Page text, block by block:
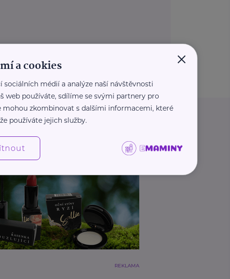
REKLAMA
×
a cookies
médií a analýze naší návštěvnosti
web používáte, sdílíme se svými partnery pro
mohou zkombinovat s dalšími informacemi, které
používáte jejich služby.